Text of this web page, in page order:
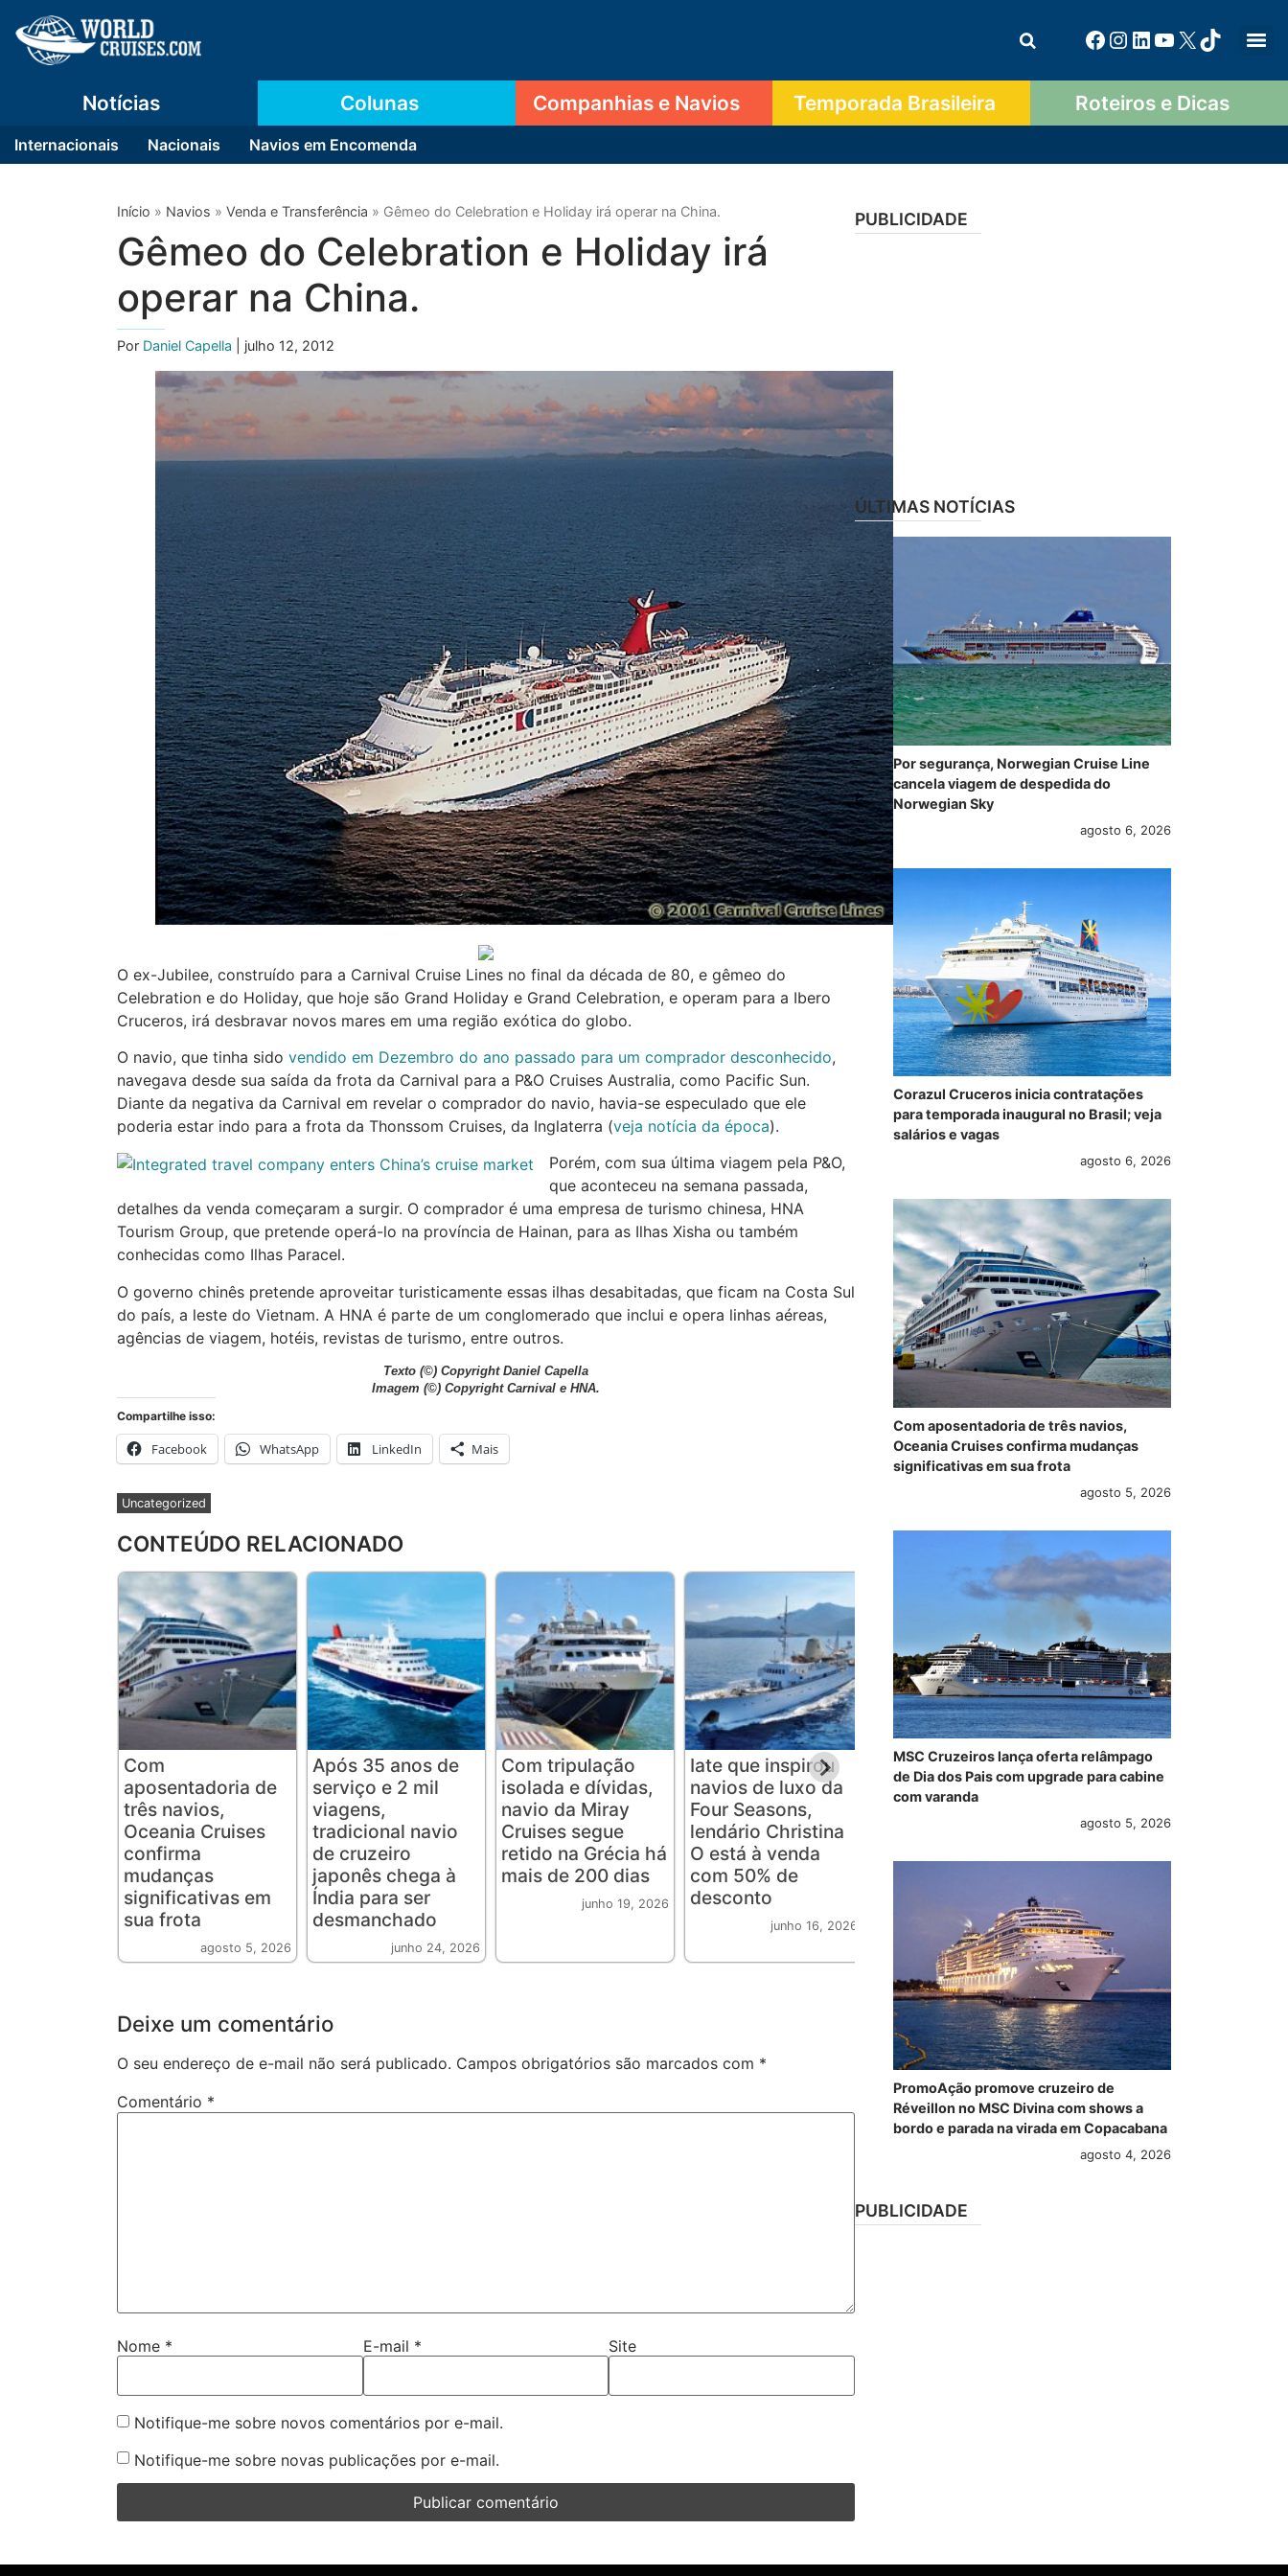
Notícias
Internacionais Nacionais Navios em Encomenda
Colunas Companhias e Navios Temporada Brasileira Roteiros e Dicas
Início » Navios » Venda e Transferência » Gêmeo do Celebration e Holiday irá operar na China.
Gêmeo do Celebration e Holiday irá
operar na China.
Por Daniel Capella | julho 12, 2012
O ex-Jubilee, construído para a Carnival Cruise Lines no final da década de 80, e gêmeo do
Celebration e do Holiday, que hoje são Grand Holiday e Grand Celebration, e operam para a Ibero
Cruceros, irá desbravar novos mares em uma região exótica do globo.
O navio, que tinha sido vendido em Dezembro do ano passado para um comprador desconhecido,
navegava desde sua saída da frota da Carnival para a P&O Cruises Australia, como Pacific Sun.
Diante da negativa da Carnival em revelar o comprador do navio, havia-se especulado que ele
poderia estar indo para a frota da Thonssom Cruises, da Inglaterra (veja notícia da época).
Porém, com sua última viagem pela P&O,
que aconteceu na semana passada,
detalhes da venda começaram a surgir. O comprador é uma empresa de turismo chinesa, HNA
Tourism Group, que pretende operá-lo na província de Hainan, para as Ilhas Xisha ou também
conhecidas como Ilhas Paracel.
O governo chinês pretende aproveitar turisticamente essas ilhas desabitadas, que ficam na Costa Sul
do país, a leste do Vietnam. A HNA é parte de um conglomerado que inclui e opera linhas aéreas,
agências de viagem, hotéis, revistas de turismo, entre outros.
Texto (©) Copyright Daniel Capella
Imagem (©) Copyright Carnival e HNA.
Compartilhe isso:
Facebook WhatsApp LinkedIn Mais
Uncategorized
CONTEÚDO RELACIONADO
Com
aposentadoria de
três navios,
Oceania Cruises
confirma
mudanças
significativas em
sua frota
agosto 5, 2026
Após 35 anos de
serviço e 2 mil
viagens,
tradicional navio
de cruzeiro
japonês chega à
Índia para ser
desmanchado
junho 24, 2026
Com tripulação
isolada e dívidas,
navio da Miray
Cruises segue
retido na Grécia há
mais de 200 dias
junho 19, 2026
Iate que inspirou
navios de luxo da
Four Seasons,
lendário Christina
O está à venda
com 50% de
desconto
junho 16, 2026
Com histórico no
Brasil, Costa
Fortuna inicia sua
maio 5, 2026
Seven Seas
Navigator será
navio residencial
Deixe um comentário
O seu endereço de e-mail não será publicado. Campos obrigatórios são marcados com *
Comentário *
Nome * E-mail * Site
Notifique-me sobre novos comentários por e-mail.
Notifique-me sobre novas publicações por e-mail.
PUBLICIDADE
ÚLTIMAS NOTÍCIAS
Por segurança, Norwegian Cruise Line
cancela viagem de despedida do
Norwegian Sky
agosto 6, 2026
Corazul Cruceros inicia contratações
para temporada inaugural no Brasil; veja
salários e vagas
agosto 6, 2026
Com aposentadoria de três navios,
Oceania Cruises confirma mudanças
significativas em sua frota
agosto 5, 2026
MSC Cruzeiros lança oferta relâmpago
de Dia dos Pais com upgrade para cabine
com varanda
agosto 5, 2026
PromoAção promove cruzeiro de
Réveillon no MSC Divina com shows a
bordo e parada na virada em Copacabana
agosto 4, 2026
PUBLICIDADE